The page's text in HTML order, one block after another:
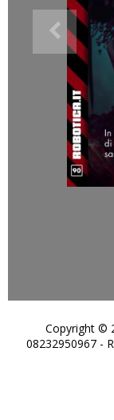
Copyright ©
08232950967 -